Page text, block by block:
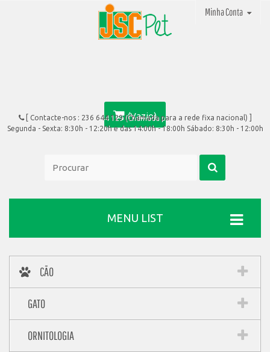
Minha Conta
(Vazio)
[ Contacte-nos : 236 644 129 (Chamada para a rede fixa nacional)
Segunda - Sexta: 8:30h - 12:20h e das 14:00h - 18:00h Sábado: 8:30h - 12:00h
MENU LIST
CÃO
GATO
ORNITOLOGIA